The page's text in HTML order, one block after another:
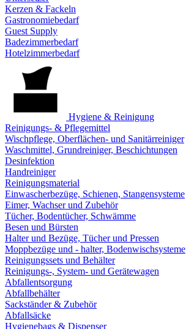
Kerzen & Fackeln
Gastronomiebedarf
Guest Supply
Badezimmerbedarf
Hotelzimmerbedarf
Hygiene & Reinigung
Reinigungs- & Pflegemittel
Wischpflege, Oberflächen- und Sanitärreiniger
Waschmittel, Grundreiniger, Beschichtungen
Desinfektion
Handreiniger
Reinigungsmaterial
Einwascherbezüge, Schienen, Stangensysteme
Eimer, Wachser und Zubehör
Tücher, Bodentücher, Schwämme
Besen und Bürsten
Halter und Bezüge, Tücher und Pressen
Moppbezüge und - halter, Bodenwischsysteme
Reinigungssets und Behälter
Reinigungs-, System- und Gerätewagen
Abfallentsorgung
Abfallbehälter
Sackständer & Zubehör
Abfallsäcke
Hygienebags & Dispenser